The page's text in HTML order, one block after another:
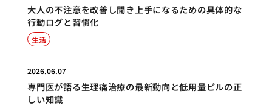
大人の不注意を改善し聞き上手になるための具体的な
行動ログと習慣化
生活
専門医が語る生理痛治療の最新動向と低用量ピルの正
しい知識
2026.06.07